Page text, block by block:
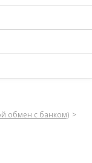
обмен с банком)